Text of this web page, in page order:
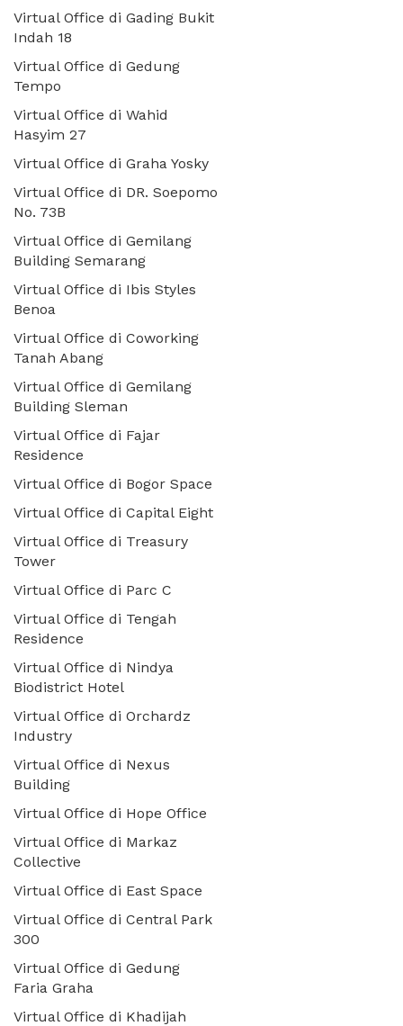
Virtual Office di Gading Bukit
Indah 18
Virtual Office di Gedung
Tempo
Virtual Office di Wahid
Hasyim 27
Virtual Office di Graha Yosky
Virtual Office di DR. Soepomo
No. 73B
Virtual Office di Gemilang
Building Semarang
Virtual Office di Ibis Styles
Benoa
Virtual Office di Coworking
Tanah Abang
Virtual Office di Gemilang
Building Sleman
Virtual Office di Fajar
Residence
Virtual Office di Bogor Space
Virtual Office di Capital Eight
Virtual Office di Treasury
Tower
Virtual Office di Parc C
Virtual Office di Tengah
Residence
Virtual Office di Nindya
Biodistrict Hotel
Virtual Office di Orchardz
Industry
Virtual Office di Nexus
Building
Virtual Office di Hope Office
Virtual Office di Markaz
Collective
Virtual Office di East Space
Virtual Office di Central Park
300
Virtual Office di Gedung
Faria Graha
Virtual Office di Khadijah